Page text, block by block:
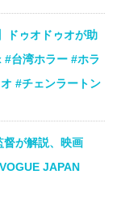
ドゥオドゥオが助
台湾ホラー #ホラ
#チェンラートン
督が解説、映画
JAPAN